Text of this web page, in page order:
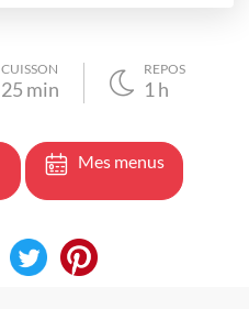
CUISSON
25 min
REPOS
1 h
Mes menus